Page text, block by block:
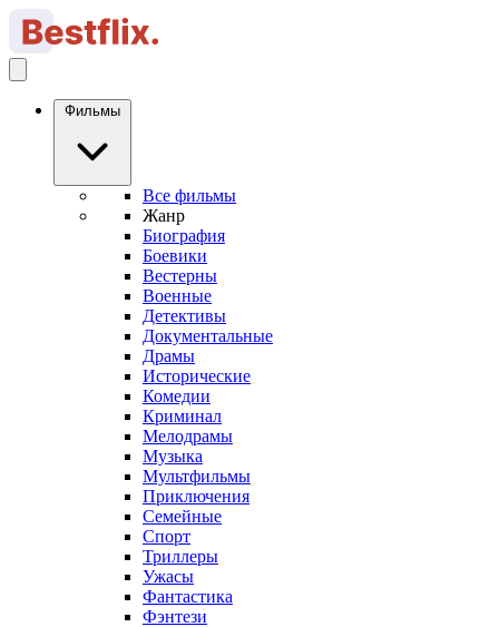
Фильмы
Все фильмы
Жанр
Биография
Боевики
Вестерны
Военные
Детективы
Документальные
Драмы
Исторические
Комедии
Криминал
Мелодрамы
Музыка
Мультфильмы
Приключения
Семейные
Спорт
Триллеры
Ужасы
Фантастика
Фэнтези